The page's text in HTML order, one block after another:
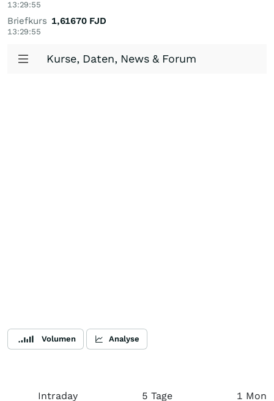
13:29:55
Briefkurs
13:29:55
1,61670 FJD
Kurse, Daten, News & Forum
Volumen Analyse
Intraday 5 Tage 1